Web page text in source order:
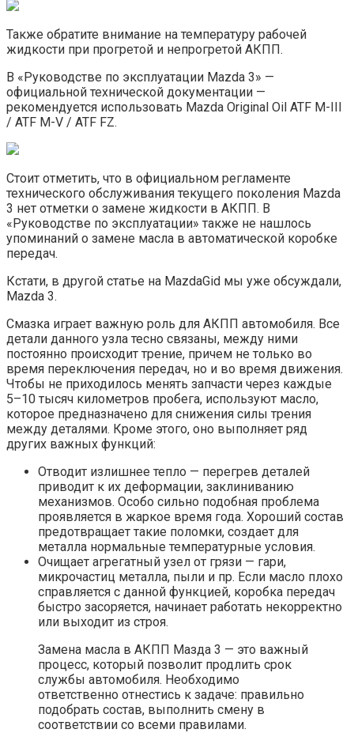
Также обратите внимание на температуру рабочей
жидкости при прогретой и непрогретой АКПП.
В «Руководстве по эксплуатации Mazda 3» —
официальной технической документации —
рекомендуется использовать Mazda Original Oil ATF M-III
/ ATF M-V / ATF FZ.
Стоит отметить, что в официальном регламенте
технического обслуживания текущего поколения Mazda
3 нет отметки о замене жидкости в АКПП. В
«Руководстве по эксплуатации» также не нашлось
упоминаний о замене масла в автоматической коробке
передач.
Кстати, в другой статье на MazdaGid мы уже обсуждали,
Mazda 3.
Смазка играет важную роль для АКПП автомобиля. Все
детали данного узла тесно связаны, между ними
постоянно происходит трение, причем не только во
время переключения передач, но и во время движения.
Чтобы не приходилось менять запчасти через каждые
5–10 тысяч километров пробега, используют масло,
которое предназначено для снижения силы трения
между деталями. Кроме этого, оно выполняет ряд
других важных функций:
Отводит излишнее тепло — перегрев деталей
приводит к их деформации, заклиниванию
механизмов. Особо сильно подобная проблема
проявляется в жаркое время года. Хороший состав
предотвращает такие поломки, создает для
металла нормальные температурные условия.
Очищает агрегатный узел от грязи — гари,
микрочастиц металла, пыли и пр. Если масло плохо
справляется с данной функцией, коробка передач
быстро засоряется, начинает работать некорректно
или выходит из строя.
Замена масла в АКПП Мазда 3 — это важный
процесс, который позволит продлить срок
службы автомобиля. Необходимо
ответственно отнестись к задаче: правильно
подобрать состав, выполнить смену в
соответствии со всеми правилами.